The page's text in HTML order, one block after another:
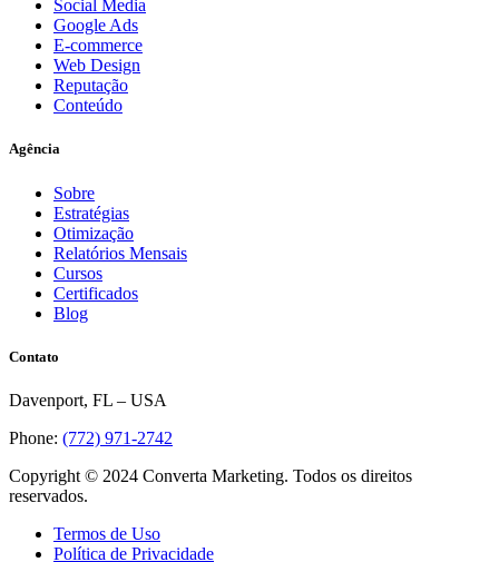
Social Media
Google Ads
E-commerce
Web Design
Reputação
Conteúdo
Agência
Sobre
Estratégias
Otimização
Relatórios Mensais
Cursos
Certificados
Blog
Contato
Davenport, FL – USA
Phone: (772) 971-2742
Copyright © 2024 Converta Marketing. Todos os direitos
reservados.
Termos de Uso
Política de Privacidade